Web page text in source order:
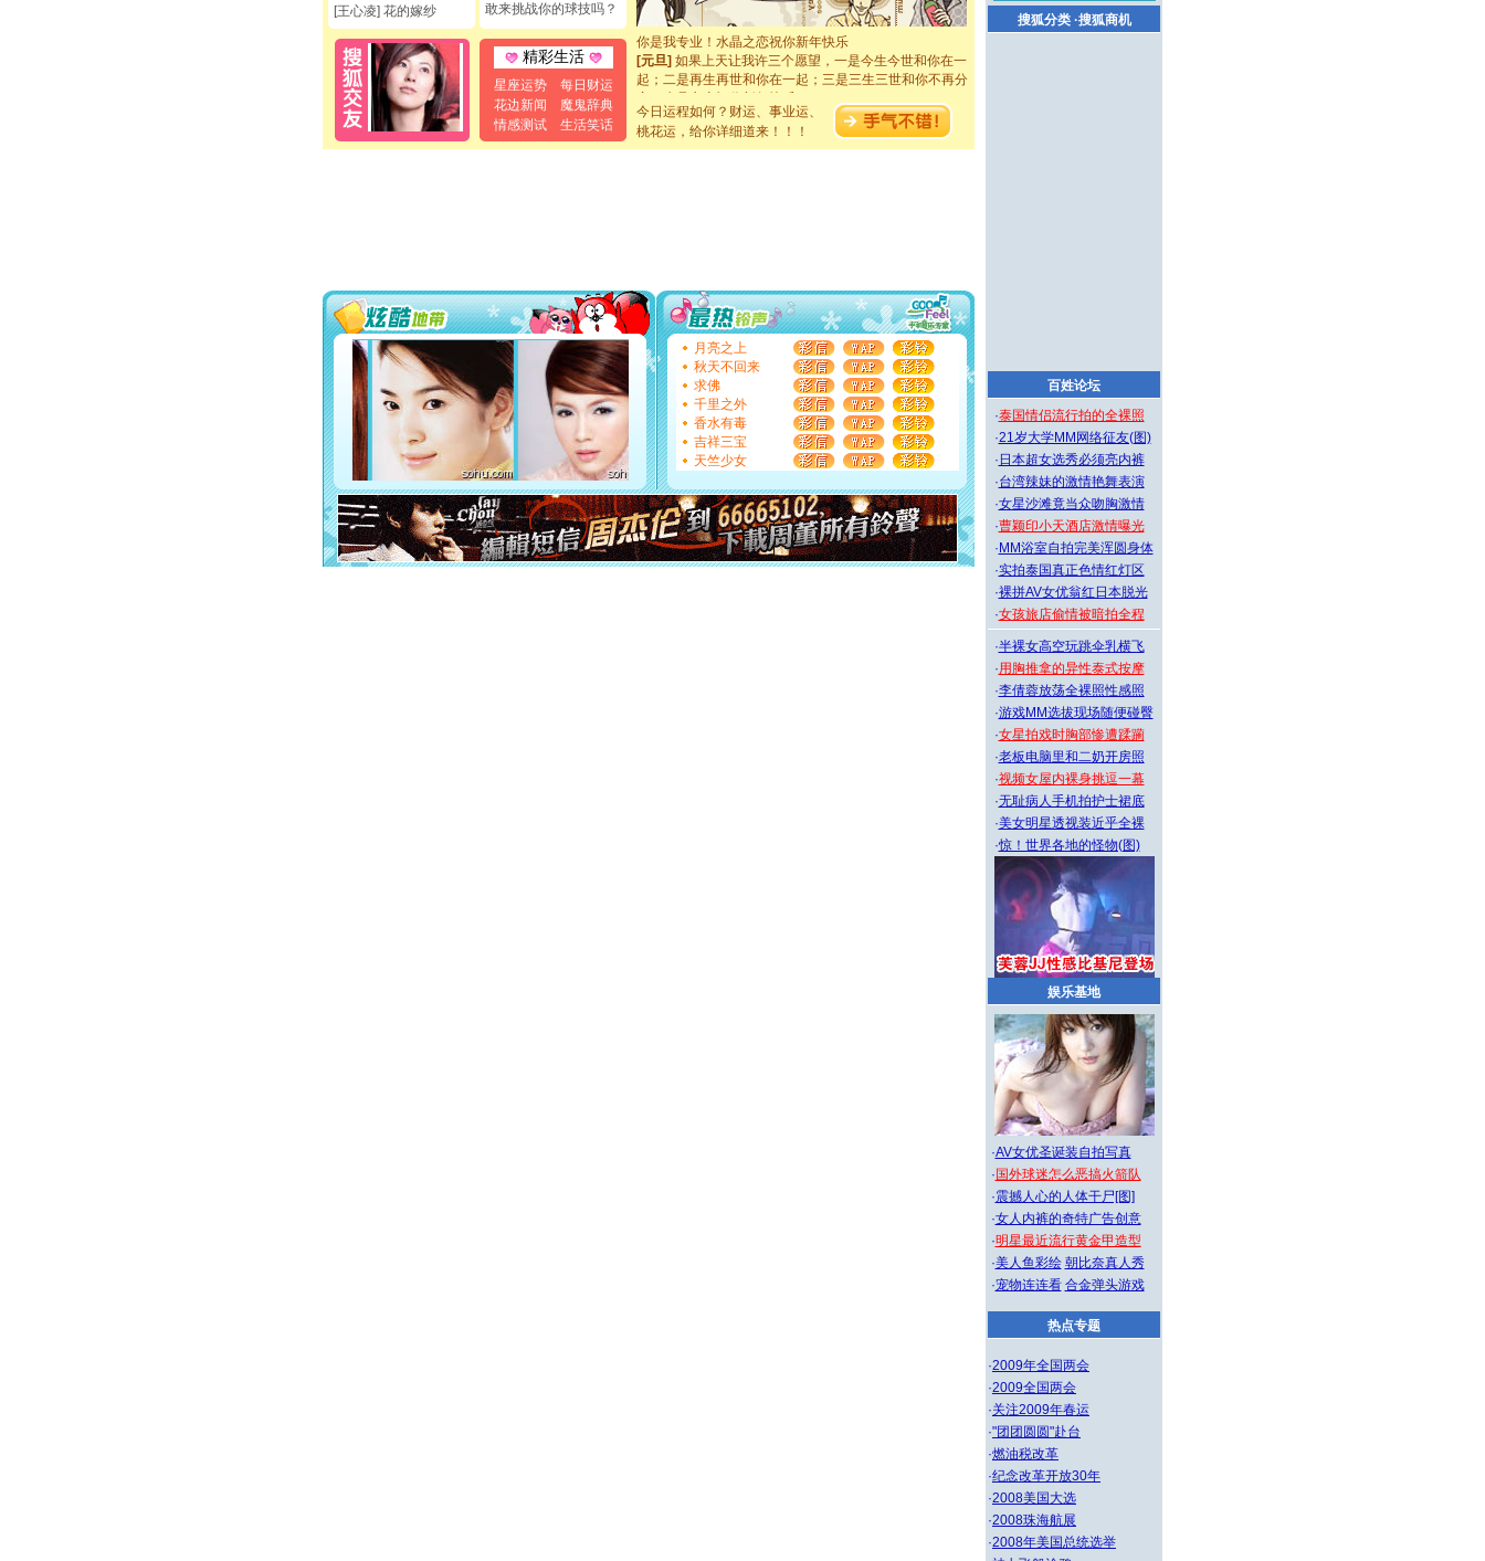
[王心凌] 花的嫁纱
敢来挑战你的球技吗？
精彩生活
星座运势
每日财运
花边新闻
魔鬼辞典
情感测试
生活笑话
断电。爱你是我职业，想你是我事业，抱你是我特长，吻
你是我专业！水晶之恋祝你新年快乐
[元旦]如果上天让我许三个愿望，一是今生今世和你在一
起；二是再生再世和你在一起；三是三生三世和你不再分
离。水晶之恋祝你新年快乐
[元旦]当我狠下心扭头离去那一刻，你在我身后无助地哭
泣，这痛楚让我明白我多么爱你。我转身抱住你：这猪不
卖了。水晶之恋祝你新年快乐。
你太多，只有给你五千万：千万快乐！千万要健康！千万
要平安！千万要知足！千万不要忘记我！
[圣诞节]不只这样的日子才会想起你,而是这样的日子才
能正大光明地骚扰你,告诉你,圣诞要快乐!新年要快乐!天天
都要快乐噢!
[圣诞节]奉上一颗祝福的心,在这个特别的日子里,愿幸福,
如意,快乐,鲜花,一切美好的祝愿与你同在.圣诞快乐!
[元旦]
看到你我会触电；看不到你我要充电；没有你我会
断电。爱你是我职业，想你是我事业，抱你是我特长，吻
你是我专业！水晶之恋祝你新年快乐
[元旦]
起；二是再生再世和你在一起；三是三生三世和你不再分
离。水晶之恋祝你新年快乐
[元旦]当我狠下心扭头离去那一刻，你在我身后无助地哭
泣，这痛楚让我明白我多么爱你。我转身抱住你：这猪不
今日运程如何？财运、事业运、
桃花运，给你详细道来！！！
月亮之上
秋天不回来
求佛
千里之外
香水有毒
吉祥三宝
天竺少女
搜狐分类·搜狐商机
百姓论坛
·泰国情侣流行拍的全裸照
·21岁大学MM网络征友(图)
· 日本超女选秀必须亮内裤
·台湾辣妹的激情艳舞表演
·女星沙滩竟当众吻胸激情
·曹颖印小天酒店激情曝光
· MM浴室自拍完美浑圆身体
·实拍泰国真正色情红灯区
·裸拼AV女优翁红日本脱光
·女孩旅店偷情被暗拍全程
·半裸女高空玩跳伞乳横飞
·用胸推拿的异性泰式按摩
·李倩蓉放荡全裸照性感照
·游戏MM选拔现场随便碰臀
·女星拍戏时胸部惨遭蹂躏
·老板电脑里和二奶开房照
·视频女屋内裸身挑逗一幕
·无耻病人手机拍护士裙底
·美女明星透视装近乎全裸
·惊！世界各地的怪物(图)
娱乐基地
·AV女优圣诞装自拍写真
· 国外球迷怎么恶搞火箭队
·震撼人心的人体干尸[图]
·女人内裤的奇特广告创意
·明星最近流行黄金甲造型
·美人鱼彩绘 朝比奈真人秀
·宠物连连看 合金弹头游戏
热点专题
·2009年全国两会
·2009全国两会
·关注2009年春运
·"团团圆圆"赴台
·燃油税改革
·纪念改革开放30年
·2008美国大选
·2008珠海航展
·2008年美国总统选举